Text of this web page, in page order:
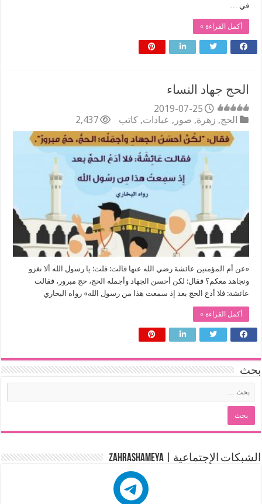
في …
أكمل القراءة »
الحج جهاد النساء
2019-07-25
الحج, زهرة, صور , عبادات, كاتب 2,437
«عن أم المؤمنين عائشة رضي الله عنها قالت: قلت: يا رسول الله ألا نغزو
ونجاهد معكم؟ فقال: لكن أحسن الجهاد وأجمله الحج، حج مبرور، فقالت
عائشة: فلا أدع الحج بعد إذ سمعت هذا من رسول الله» رواه البخاري
أكمل القراءة »
بحث
الشبكات الإجتماعية | zahrashameya